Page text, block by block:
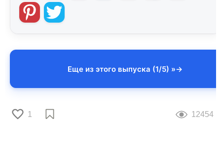
Еще из этого выпуска (1/5) »
1 12454